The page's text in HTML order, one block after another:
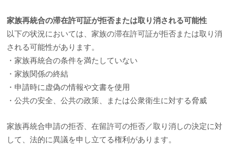
家族再統合の滞在許可証が拒否または取り消される可能性
以下の状況においては、家族の滞在許可証が拒否または取り消
される可能性があります。
・家族再統合の条件を満たしていない
・家族関係の終結
・申請時に虚偽の情報や文書を使用
・公共の安全、公共の政策、または公衆衛生に対する脅威
家族再統合申請の拒否、在留許可の拒否／取り消しの決定に対
して、法的に異議を申し立てる権利があります。